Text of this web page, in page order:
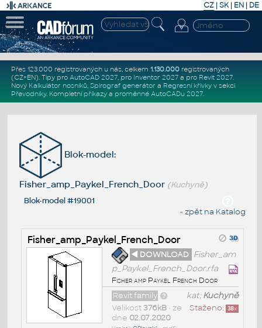
CZ | SK| EN | DE
Přes 123.000 registrovaných u nás, celkem 1.130.000registrovaných
(CZ+EN). Tipy pro AutoCAD 2027, pro Inventor 2027a pro Revit 2027.
Nový Kalkulátor nosníků, Spirograf generátor a Regresní křivkyv sekci
Převodníky. Kompletní příkazya proměnné AutoCADu 2027.
Blok-model:
Fisher_amp_Paykel_French_Door (Kuchyně)
Blok-model #19001
« zpět na Katalog
Fisher_amp_Paykel_French_Door
◄ DOWNLOAD Fisher_am
p_Paykel_French_Door.rfa
Fisher amp Paykel French Door
kat:Kuchyně
Revit family
Staženo: 38x
Velikost376kB• ze
dne 02.07.2020